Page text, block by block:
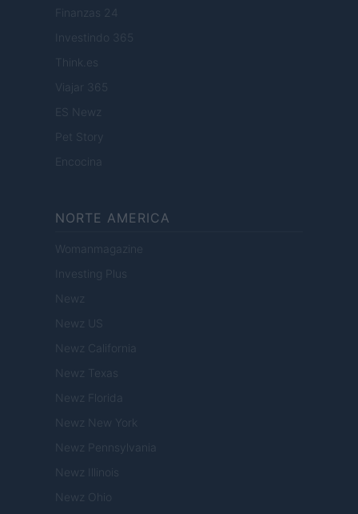
Finanzas 24
Investindo 365
Think.es
Viajar 365
ES Newz
Pet Story
Encocina
NORTE AMERICA
Womanmagazine
Investing Plus
Newz
Newz US
Newz California
Newz Texas
Newz Florida
Newz New York
Newz Pennsylvania
Newz Illinois
Newz Ohio